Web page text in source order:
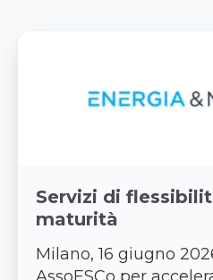
Servizi di
maturità
Milano, 16 giugno
AssoESCo per